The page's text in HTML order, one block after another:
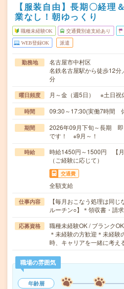
【服装自由】長期〇経理
業なし！朝ゆっくり
職種未経験OK 交通費別途支給あり
WEB登録OK 派遣
勤務地
名古屋市中村区
名鉄名古屋駅から徒歩12分
分
曜日頻度 月～金（週5日） ※土日祝
時間 09:30～17:30(実働7時間
期間
2026年09月下旬～長期
です！ ※9月～！
時給
時給1450円～1500円 【
（ご経験に応じて）
交通費
全額支給
仕事内容
【毎月おこなう処理は同
ルーチン○】＊領収書・請
応募資格
職種未経験OK / ブランク
＊未経験の方歓迎＊未経
時、キャリアを一緒に考
職場の雰囲気
年齢層